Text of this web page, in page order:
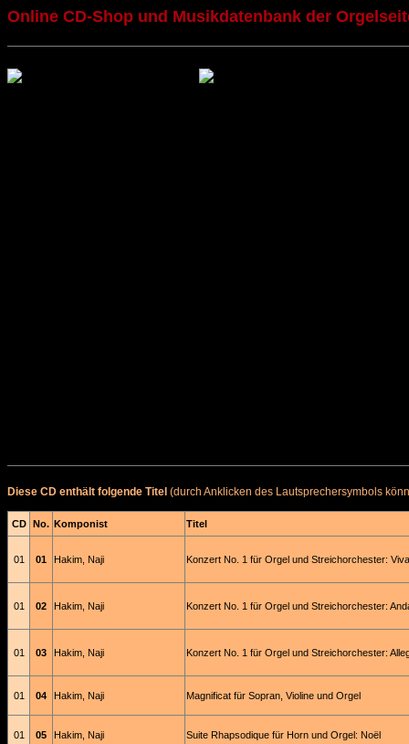
Online CD-Shop und Musikdatenbank der
Diese CD enthält folgende Titel (durch Anklicken des Lautsprechersymbols
CD No. Komponist Titel
01 01 Hakim, Naji Konzert No. 1 für Orgel und Streichorchester:
01 02 Hakim, Naji Konzert No. 1 für Orgel und Streichorchester:
01 03 Hakim, Naji Konzert No. 1 für Orgel und Streichorchester:
01 04 Hakim, Naji Magnificat für Sopran, Violine und Orgel
01 05 Hakim, Naji Suite Rhapsodique für Horn und Orgel: Noël